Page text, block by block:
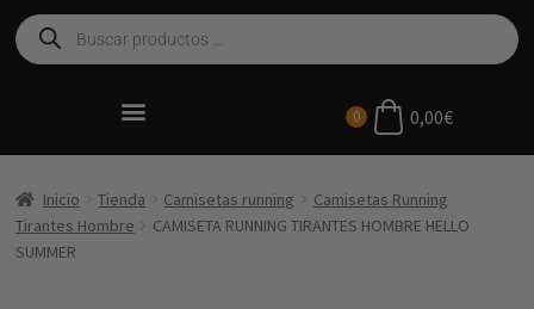
0 0,00€
Inicio Tienda Camisetas running
Camisetas Running
Tirantes Hombre
CAMISETA RUNNING TIRANTES HOMBRE HELLO
SUMMER